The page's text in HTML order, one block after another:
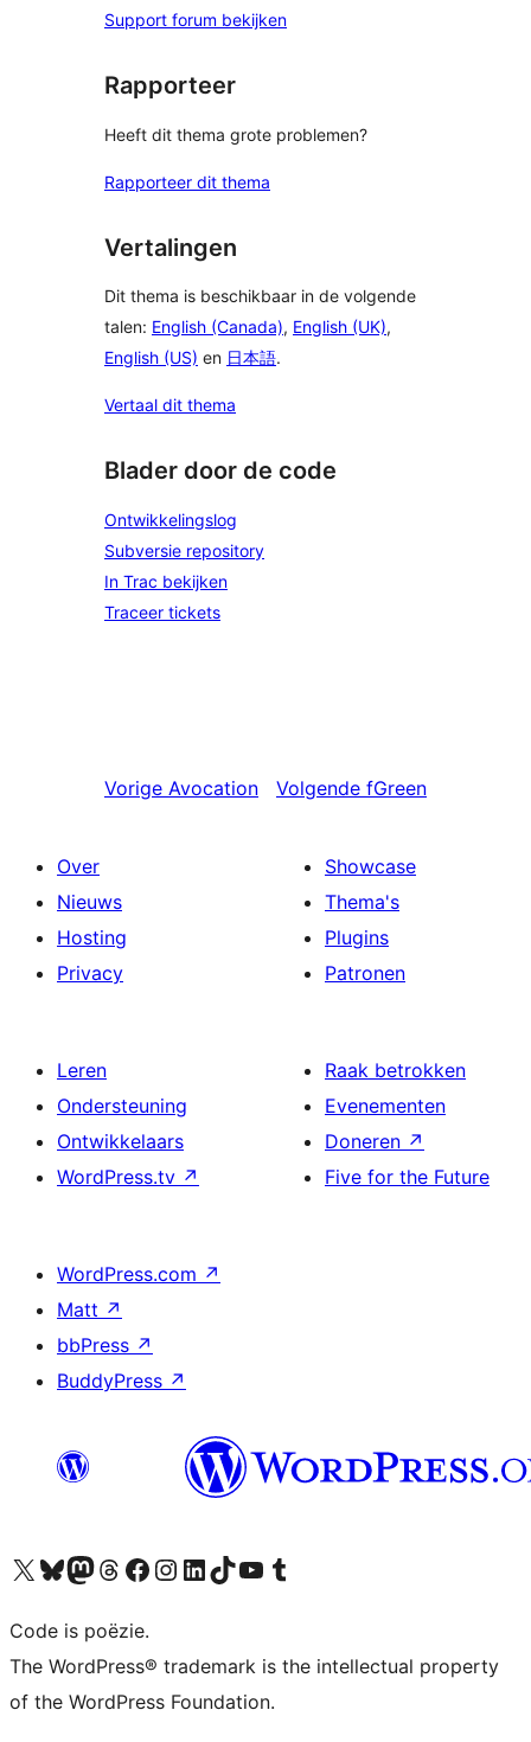
Support forum bekijken
Rapporteer
Heeft dit thema grote problemen?
Rapporteer dit thema
Vertalingen
Dit thema is beschikbaar in de volgende
talen: English (Canada), English (UK),
English (US) en 日本語.
Vertaal dit thema
Blader door de code
Ontwikkelingslog
Subversie repository
In Trac bekijken
Traceer tickets
Vorige Avocation Volgende fGreen
Over
Nieuws
Hosting
Privacy
Showcase
Thema's
Plugins
Patronen
Leren
Ondersteuning
Ontwikkelaars
WordPress.tv ↗
Raak betrokken
Evenementen
Doneren ↗
Five for the Future
WordPress.com ↗
Matt ↗
bbPress ↗
BuddyPress ↗
Bezoek ons X (voorheen Twitter) account
Bezoek ons Bluesky account
Bezoek ons Mastodon account
Bezoek ons Threads account
Onze Facebook pagina bezoeken
Bezoek ons Instagram account
Bezoek ons LinkedIn account
Bezoek ons TikTok account
Bezoek ons YouTube kanaalBezoek ons Tumblr account
Code is poëzie.
The WordPress® trademark is the intellectual property
of the WordPress Foundation.